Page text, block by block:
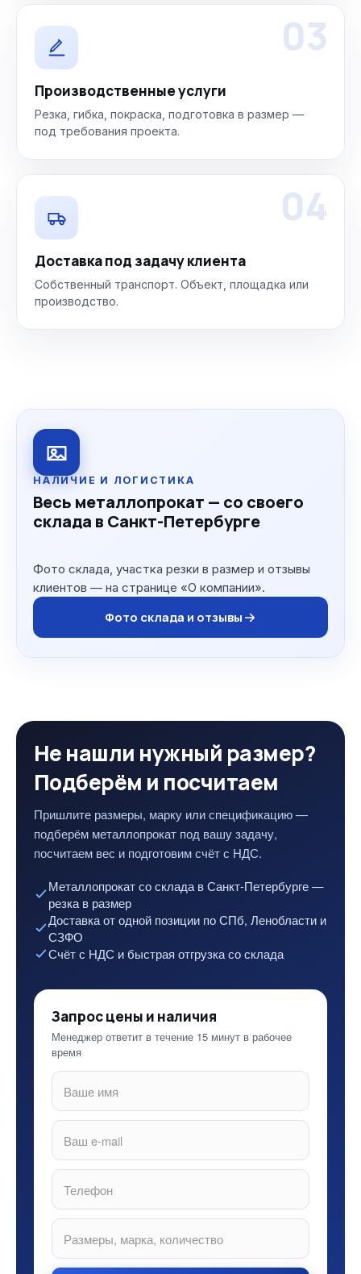
03
Производственные услуги
Резка, гибка, покраска, подготовка в размер —
под требования проекта.
04
Доставка под задачу клиента
Собственный транспорт. Объект, площадка или
производство.
НАЛИЧИЕ И ЛОГИСТИКА
Весь металлопрокат — со своего
склада в Санкт-Петербурге
Фото склада, участка резки в размер и отзывы
клиентов — на странице «О компании».
Фото склада и отзывы
Не нашли нужный размер?
Подберём и посчитаем
Пришлите размеры, марку или спецификацию —
подберём металлопрокат под вашу задачу,
посчитаем вес и подготовим счёт с НДС.
Металлопрокат со склада в Санкт-Петербурге —
резка в размер
Доставка от одной позиции по СПб, Ленобласти и
СЗФО
Счёт с НДС и быстрая отгрузка со склада
Запрос цены и наличия
Менеджер ответит в течение 15 минут в рабочее
время